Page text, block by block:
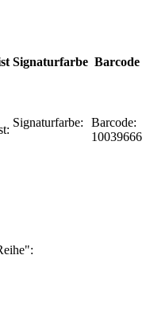
Signaturfarbe Barcode
Signaturfarbe:
Barcode:
10039666